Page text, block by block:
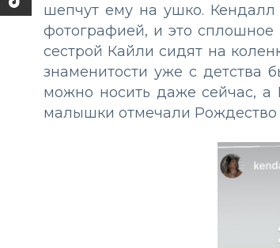
шепчут ему на ушко. Кендалл
фотографией, и это
сестрой Кайли сидят на
знаменитости уже с детства
можно носить даже сейчас,
малышки отмечали Рождество